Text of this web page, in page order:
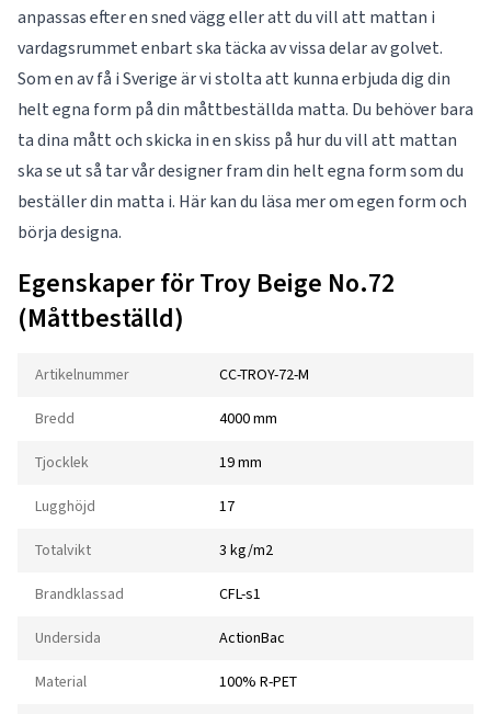
anpassas efter en sned vägg eller att du vill att mattan i
vardagsrummet enbart ska täcka av vissa delar av golvet.
Som en av få i Sverige är vi stolta att kunna erbjuda dig din
helt egna form på din måttbeställda matta. Du behöver bara
ta dina mått och skicka in en skiss på hur du vill att mattan
ska se ut så tar vår designer fram din helt egna form som du
beställer din matta i. Här kan du läsa mer omegen formoch
börja designa.
Egenskaper för Troy Beige No.72
(Måttbeställd)
Artikelnummer CC-TROY-72-M
Bredd 4000 mm
Tjocklek 19 mm
Lugghöjd 17
Totalvikt 3 kg/m2
Brandklassad CFL-s1
Undersida ActionBac
Material 100% R-PET